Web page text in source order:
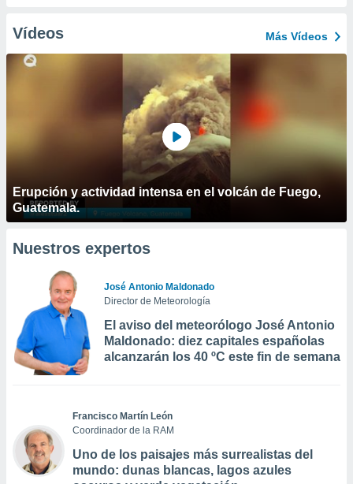
Vídeos Más Vídeos
Erupción y actividad intensa en el volcán de Fuego,
Guatemala.
Nuestros expertos
José Antonio Maldonado
Director de Meteorología
El aviso del meteorólogo José Antonio
Maldonado: diez capitales españolas
alcanzarán los 40 ºC este fin de semana
Francisco Martín León
Coordinador de la RAM
Uno de los paisajes más surrealistas del
mundo: dunas blancas, lagos azules